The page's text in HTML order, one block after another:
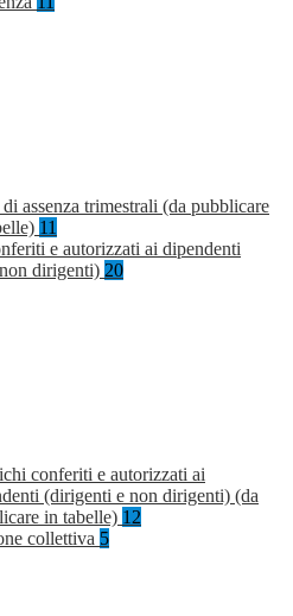
di assenza trimestrali (da pubblicare
11
e autorizzati ai dipendenti
dirigenti) 20
conferiti e autorizzati ai
(dirigenti e non dirigenti) (da
in tabelle) 12
collettiva 5